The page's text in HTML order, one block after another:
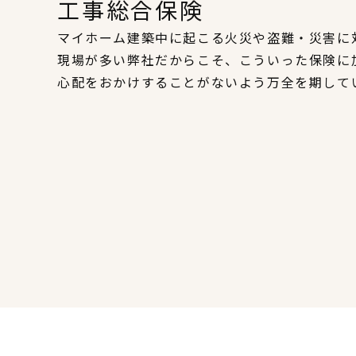
工事総合保険
マイホーム建築中に起こる火災や盗難・災害
現場が多い弊社だからこそ、こういった保険
心配をおかけすることがないよう万全を期して